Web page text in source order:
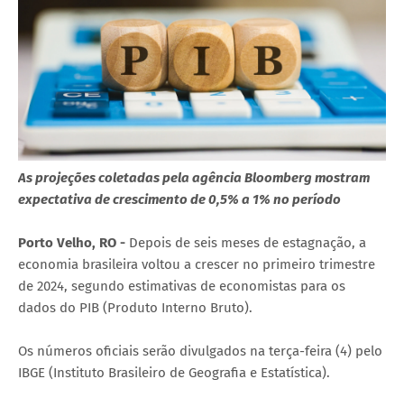
As projeções coletadas pela agência Bloomberg mostram
expectativa de crescimento de 0,5% a 1% no período
Porto Velho, RO - Depois de seis meses de estagnação, a
economia brasileira voltou a crescer no primeiro trimestre
de 2024, segundo estimativas de economistas para os
dados do PIB (Produto Interno Bruto).
Os números oficiais serão divulgados na terça-feira (4) pelo
IBGE (Instituto Brasileiro de Geografia e Estatística).